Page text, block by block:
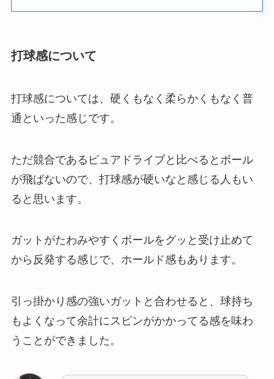
打球感について
打球感については、硬くもなく柔らかくもなく普
通といった感じです。
ただ競合であるピュアドライブと比べるとボール
が飛ばないので、打球感が硬いなと感じる人もい
ると思います。
ガットがたわみやすくボールをグッと受け止めて
から反発する感じで、ホールド感もあります。
引っ掛かり感の強いガットと合わせると、球持ち
もよくなって余計にスピンがかかってる感を味わ
うことができました。